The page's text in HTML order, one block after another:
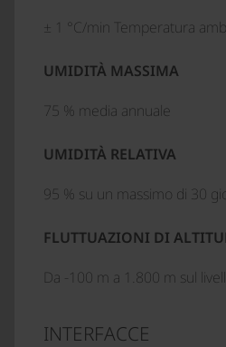
± 1 °C/min Temperatura
UMIDITÀ MASSIMA
75 % media annuale
UMIDITÀ RELATIVA
95 % su un massimo di 30
FLUTTUAZIONI DI
Da -100 m a 1.800 m sul
INTERFACCE